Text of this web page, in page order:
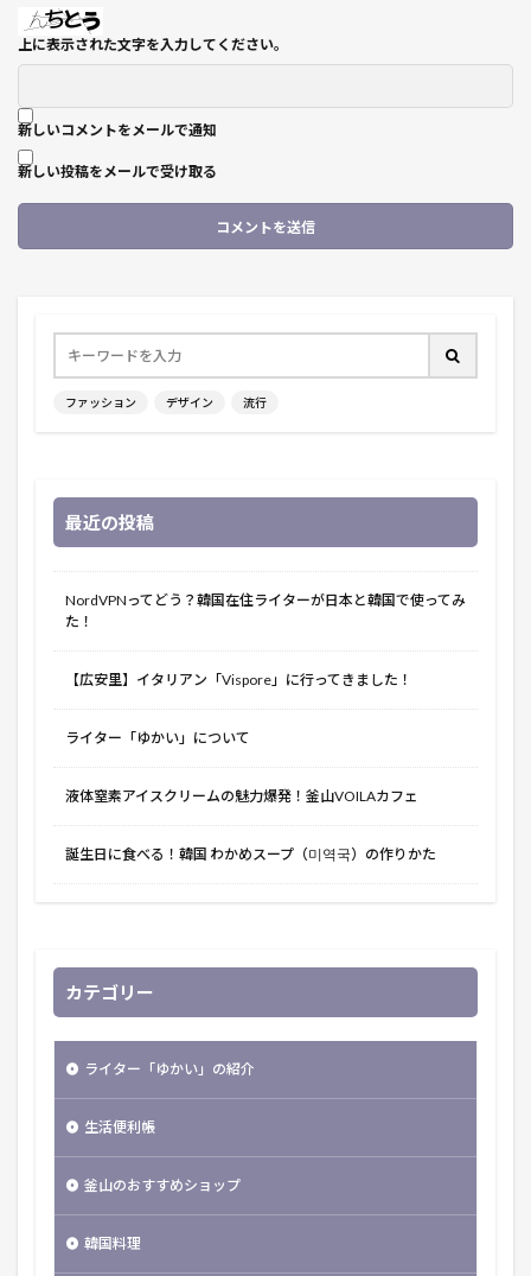
上に表示された文字を入力してください。
新しいコメントをメールで通知
新しい投稿をメールで受け取る
ファッション デザイン 流行
最近の投稿
NordVPNってどう？韓国在住ライターが日本と韓国で使ってみ
た！
【広安里】イタリアン「Vispore」に行ってきました！
ライター「ゆかい」について
液体窒素アイスクリームの魅力爆発！釜山VOILAカフェ
誕生日に食べる！韓国 わかめスープ（미역국）の作りかた
カテゴリー
ライター「ゆかい」の紹介
生活便利帳
釜山のおすすめショップ
韓国料理